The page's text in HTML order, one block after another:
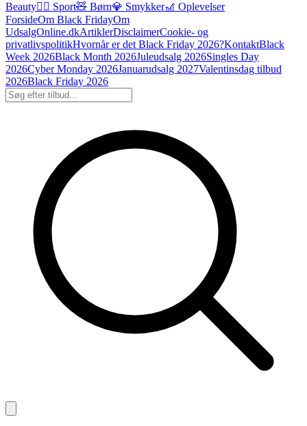
Beauty🏃‍♂️ Sport🧸 Børn💎 Smykker🎢 Oplevelser
ForsideOm Black FridayOm
UdsalgOnline.dkArtiklerDisclaimerCookie- og
privatlivspolitikHvornår er det Black Friday 2026?KontaktBlack
Week 2026Black Month 2026Juleudsalg 2026Singles Day
2026Cyber Monday 2026Januarudsalg 2027Valentinsdag tilbud
2026Black Friday 2026